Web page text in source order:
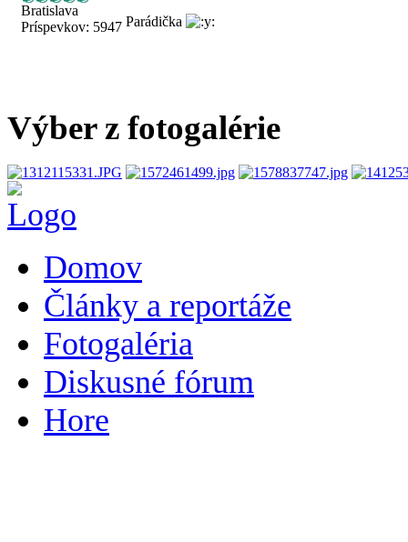
Bratislava
Príspevkov: 5947 Parádička
Výber z fotogalérie
Domov
Články a reportáže
Fotogaléria
Diskusné fórum
Hore